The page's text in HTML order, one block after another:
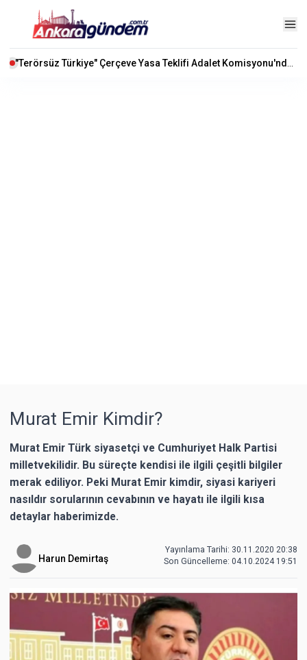
Murat Emir Kimdir?
Murat Emir Türk siyasetçi ve Cumhuriyet Halk Partisi
milletvekilidir. Bu süreçte kendisi ile ilgili çeşitli bilgiler
merak ediliyor. Peki Murat Emir kimdir, siyasi kariyeri
nasıldır sorularının cevabının ve hayatı ile ilgili kısa
detaylar haberimizde.
Harun Demirtaş
Yayınlama Tarihi: 30.11.2020 20:38
Son Güncelleme: 04.10.2024 19:51